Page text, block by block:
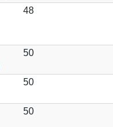
48
50
50
50